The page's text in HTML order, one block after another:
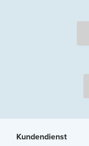
Kundendienst